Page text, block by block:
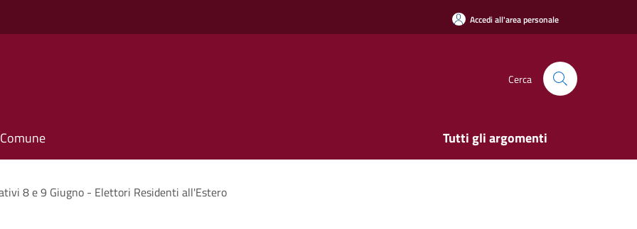
Accedi all'area personale
Cerca
Tutti gli argomenti
8 e 9 Giugno - Elettori Residenti all'Estero